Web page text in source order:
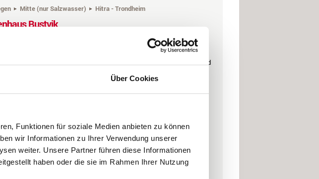
Über Cookies
Funktionen für soziale Medien anbieten zu können
wir Informationen zu Ihrer Verwendung unserer
weiter. Unsere Partner führen diese Informationen
haben oder die sie im Rahmen Ihrer Nutzung
Mitte (nur Salzwasser) Hitra - Trondheim
Bustvik
befischtes Angelrevier erwartet Sie, das ruck, zuck vom perfekten
aus mit den zwei Alubooten erreicht ist! Eine geniale Artenvielfalt und
geeignet für:
Anfänger, Fortgeschrittene, Familien, Gruppen
Wasser:
Dorsch, Pollack, Köhler & Co.,
Heilbutt,
Leng, Lumb & Co.
Freitag - Mindestdauer: 7 Nächte